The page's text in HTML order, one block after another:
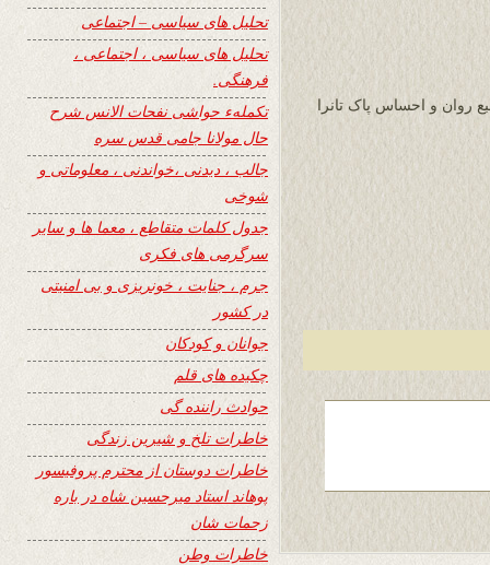
روان و احساس پاک تانرا
تحلیل های سیاسی – اجتماعی
تحلیل های سیاسی ، اجتماعی ،
فرهنگی.
تکملهء حواشی نفحات الانس شرح
حال مولانا جامی قدس سره
جالب ، دیدنی ،خواندنی ، معلوماتی و
شوخی
جدول کلمات متقاطع ، معما ها و سایر
سرگرمی های فکری
جرم ، جنایت ، خونریزی و بی امنیتی
در کشور
جوانان و کودکان
چکیده های قلم
حوادث راننده گی
خاطرات تلخ و شیرین زندگی
خاطرات دوستان از محترم پروفیسور
پوهاند استاد میرحسین شاه در باره
زحمات شان
خاطرات وطن